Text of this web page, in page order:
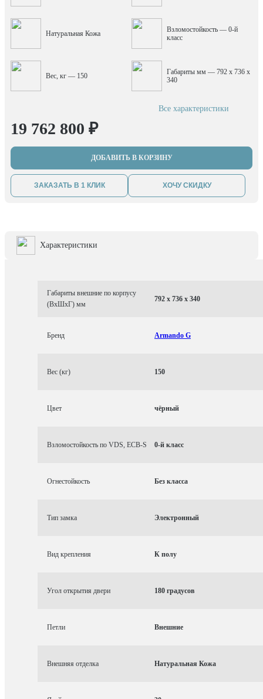
Натуральная Кожа
Взломостойкость — 0-й
класс
Вес, кг — 150
Габариты мм — 792 x 736 x
340
Все характеристики
19 762 800 ₽
ДОБАВИТЬ В КОРЗИНУ
ЗАКАЗАТЬ В 1 КЛИК ХОЧУ СКИДКУ
Характеристики
Габариты внешние по корпусу
(ВхШхГ) мм
792 x 736 x 340
Бренд Armando G
Вес (кг) 150
Цвет чёрный
Взломостойкость по VDS, ECB-S 0-й класс
Огнестойкость Без класса
Тип замка Электронный
Вид крепления К полу
Угол открытия двери 180 градусов
Петли Внешние
Внешняя отделка Натуральная Кожа